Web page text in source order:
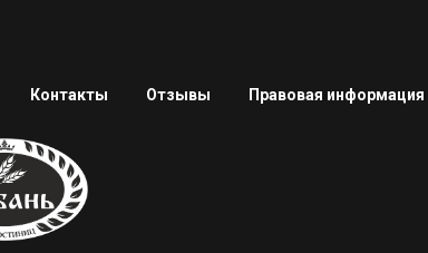
Контакты Отзывы Правовая информация